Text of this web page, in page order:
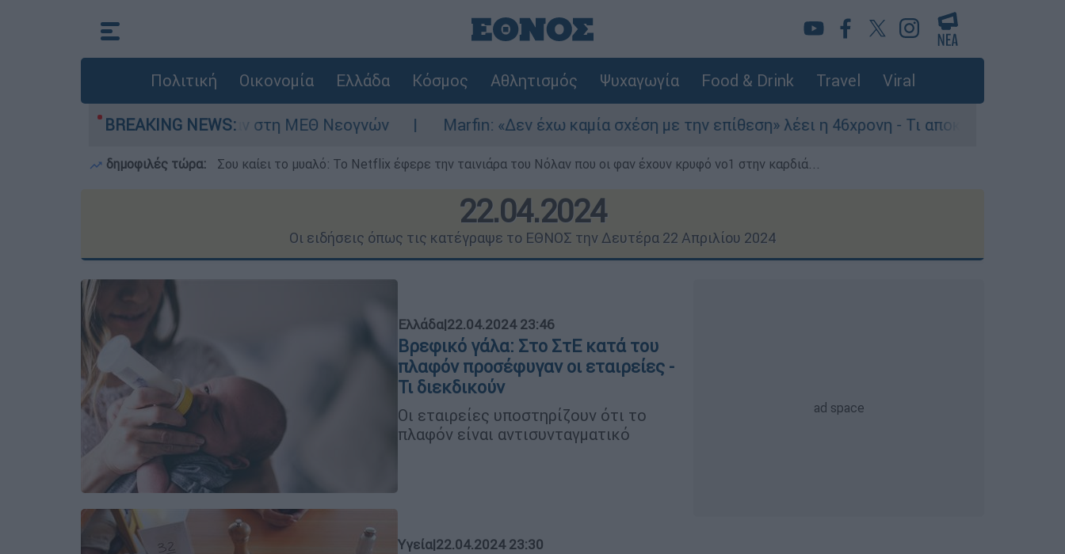
Πολιτική Οικονομία Ελλάδα Κόσμος Αθλητισμός Ψυχαγωγία Food & Drink Travel Viral
BREAKING NEWS:
- Νοσηλευόταν στη ΜΕΘ Νεογνών Marfin: «Δεν έχω καμία σχέση με την επίθεση» λέει η 46χρονη - Τι αποκάλυψε στους
δημοφιλές τώρα: Σου καίει το μυαλό: Το Netflix έφερε την ταινιάρα του Νόλαν που οι φαν έχουν κρυφό νο1 στην καρδιά...
22.04.2024
Οι ειδήσεις όπως τις κατέγραψε το ΕΘΝΟΣ την Δευτέρα 22 Απριλίου 2024
Ελλάδα|22.04.2024 23:46
Βρεφικό γάλα: Στο ΣτΕ κατά του
πλαφόν προσέφυγαν οι εταιρείες -
Τι διεκδικούν
Οι εταιρείες υποστηρίζουν ότι το
πλαφόν είναι αντισυνταγματικό
Υγεία|22.04.2024 23:30